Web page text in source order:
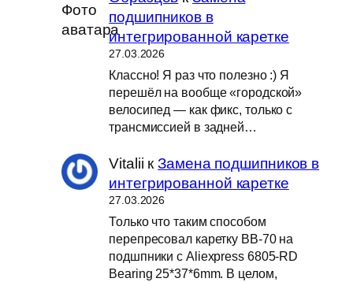
подшипников в
интегрированной каретке
27.03.2026
Классно! Я раз что полезно :) Я
перешёл на вообще «городской»
велосипед — как фикс, только с
трансмиссией в задней…
Vitalii кЗамена подшипников в
интегрированной каретке
27.03.2026
Только что таким способом
перепресовал каретку BB-70 на
подшпники с Aliexpress 6805-RD
Bearing 25*37*6mm. В целом,